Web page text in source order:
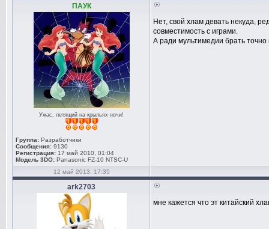
ПАУК
Ужас, летящий на крыльях ночи!
Группа: Разработчики
Сообщения: 9130
Регистрация: 17 май 2010, 01:04
Модель 3DO: Panasonic FZ-10 NTSC-U
Нет, свой хлам девать некуда,
совместимость с играми.
А ради мультимедии брать
12 май 2013, 17:35
ark2703
мне кажется что эт китайский